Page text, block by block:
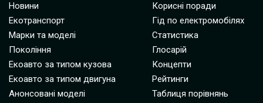
Новини
Екотранспорт
Марки та моделі
Покоління
Екоавто за типом кузова
Екоавто за типом двигуна
Анонсовані моделі
Корисні поради
Гід по електромобілях
Статистика
Глосарій
Концепти
Рейтинги
Таблиця порівнянь